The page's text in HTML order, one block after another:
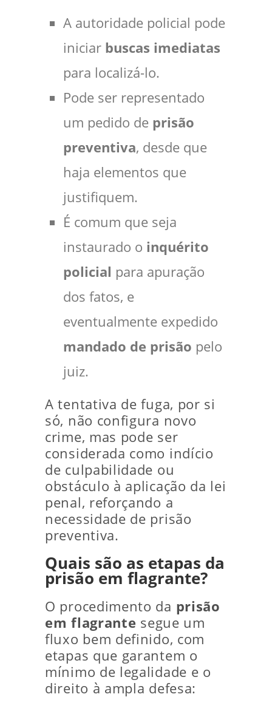
A autoridade policial pode
iniciar buscas imediatas
para localizá-lo.
Pode ser representado
um pedido de prisão
preventiva, desde que
haja elementos que
justifiquem.
É comum que seja
instaurado o inquérito
policial para apuração
dos fatos, e
eventualmente expedido
mandado de prisão pelo
juiz.
A tentativa de fuga, por si
só, não configura novo
crime, mas pode ser
considerada como indício
de culpabilidade ou
obstáculo à aplicação da lei
penal, reforçando a
necessidade de prisão
preventiva.
Quais são as etapas da
prisão em flagrante?
O procedimento da prisão
em flagrante segue um
fluxo bem definido, com
etapas que garantem o
mínimo de legalidade e o
direito à ampla defesa: